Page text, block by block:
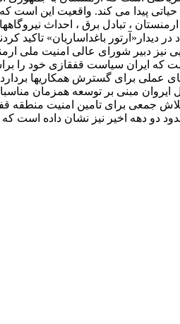
حیاتی پیدا می کند. واقعیت این
، تبادل برق ، احداث
باغداساریان» تاکید
دبیر شورای عالی امنیت ملی
که ایران سیاست قفقازی خود را
عملی برای گسترش همکاریها
مبنی بر توسعه همزمان
جمعی برای تامین امنیت منطقه
دو دهه اخیر نیز نشان داده است